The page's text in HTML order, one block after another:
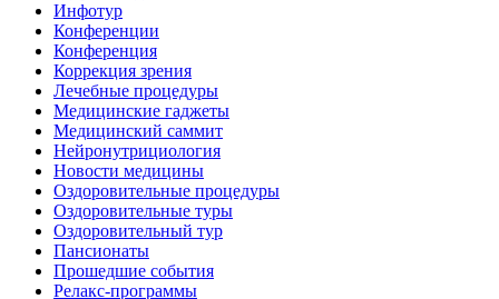
Инфотур
Конференции
Конференция
Коррекция зрения
Лечебные процедуры
Медицинские гаджеты
Медицинский саммит
Нейронутрициология
Новости медицины
Оздоровительные процедуры
Оздоровительные туры
Оздоровительный тур
Пансионаты
Прошедшие события
Релакс-программы